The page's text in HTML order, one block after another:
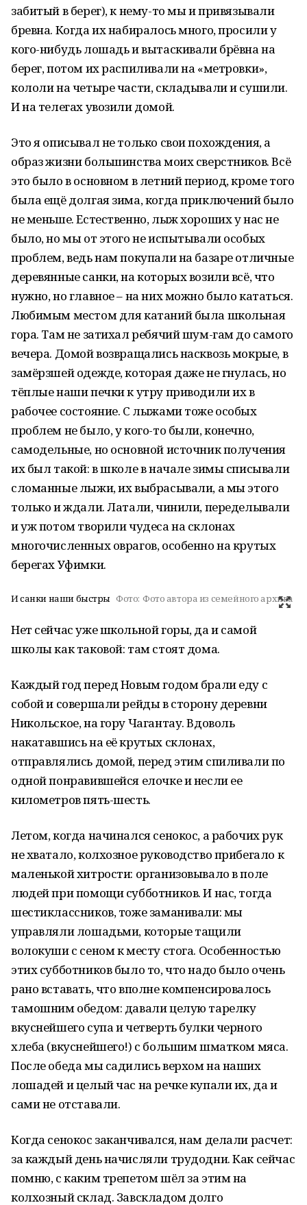
забитый в берег), к нему-то мы и привязывали
бревна. Когда их набиралось много, просили у
кого-нибудь лошадь и вытаскивали брёвна на
берег, потом их распиливали на «метровки»,
кололи на четыре части, складывали и сушили.
И на телегах увозили домой.
Это я описывал не только свои похождения, а
образ жизни большинства моих сверстников. Всё
это было в основном в летний период, кроме того
была ещё долгая зима, когда приключений было
не меньше. Естественно, лыж хороших у нас не
было, но мы от этого не испытывали особых
проблем, ведь нам покупали на базаре отличные
деревянные санки, на которых возили всё, что
нужно, но главное – на них можно было кататься.
Любимым местом для катаний была школьная
гора. Там не затихал ребячий шум-гам до самого
вечера. Домой возвращались насквозь мокрые, в
замёрзшей одежде, которая даже не гнулась, но
тёплые наши печки к утру приводили их в
рабочее состояние. С лыжами тоже особых
проблем не было, у кого-то были, конечно,
самодельные, но основной источник получения
их был такой: в школе в начале зимы списывали
сломанные лыжи, их выбрасывали, а мы этого
только и ждали. Латали, чинили, переделывали
и уж потом творили чудеса на склонах
многочисленных оврагов, особенно на крутых
берегах Уфимки.
И санки наши быстры Фото: Фото автора из семейного архива
Нет сейчас уже школьной горы, да и самой
школы как таковой: там стоят дома.
Каждый год перед Новым годом брали еду с
собой и совершали рейды в сторону деревни
Никольское, на гору Чагантау. Вдоволь
накатавшись на её крутых склонах,
отправлялись домой, перед этим спиливали по
одной понравившейся елочке и несли ее
километров пять-шесть.
Летом, когда начинался сенокос, а рабочих рук
не хватало, колхозное руководство прибегало к
маленькой хитрости: организовывало в поле
людей при помощи субботников. И нас, тогда
шестиклассников, тоже заманивали: мы
управляли лошадьми, которые тащили
волокуши с сеном к месту стога. Особенностью
этих субботников было то, что надо было очень
рано вставать, что вполне компенсировалось
тамошним обедом: давали целую тарелку
вкуснейшего супа и четверть булки черного
хлеба (вкуснейшего!) с большим шматком мяса.
После обеда мы садились верхом на наших
лошадей и целый час на речке купали их, да и
сами не отставали.
Когда сенокос заканчивался, нам делали расчет:
за каждый день начисляли трудодни. Как сейчас
помню, с каким трепетом шёл за этим на
колхозный склад. Завскладом долго